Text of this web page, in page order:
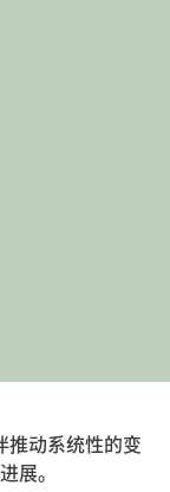
推动系统性的变
展。